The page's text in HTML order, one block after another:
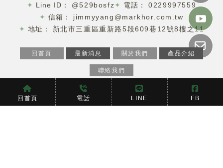
回首頁 電話 LINE FB
@529bosfz
0229997559
jimmyyang@markhor.com.tw
新北市三重區重新路5段609巷12號8樓之11
回首頁 最新消息 關於我們 產品介紹
聯絡我們
娃娃機 台北娃娃機 三重區娃娃機
新北娃娃機
娃娃機廠商